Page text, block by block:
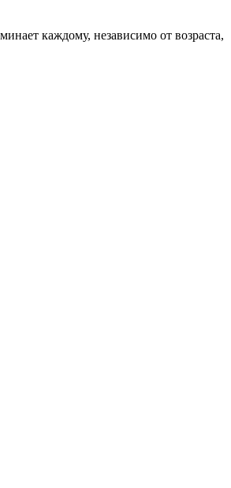
каждому, независимо от возраста,